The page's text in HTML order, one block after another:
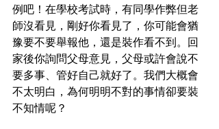
例吧！在學校考試時，有同學作弊但老
師沒看見，剛好你看見了，你可能會猶
豫要不要舉報他，還是裝作看不到。回
家後你詢問父母意見，父母或許會說不
要多事、管好自己就好了。我們大概會
不太明白，為何明明不對的事情卻要裝
不知情呢？